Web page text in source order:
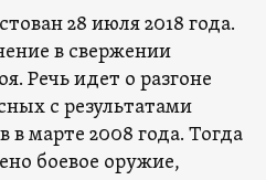
28 июля 2018 года.
в свержении
Речь идет о разгоне
с результатами
марте 2008 года. Тогда
боевое оружие,